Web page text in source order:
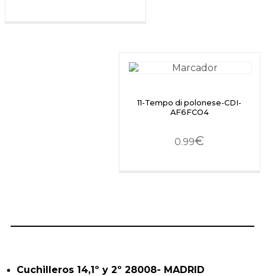
11-Tempo di polonese-CDI-
AF6FCO4
0.99€
Cuchilleros 14,1º y 2º 28008- MADRID